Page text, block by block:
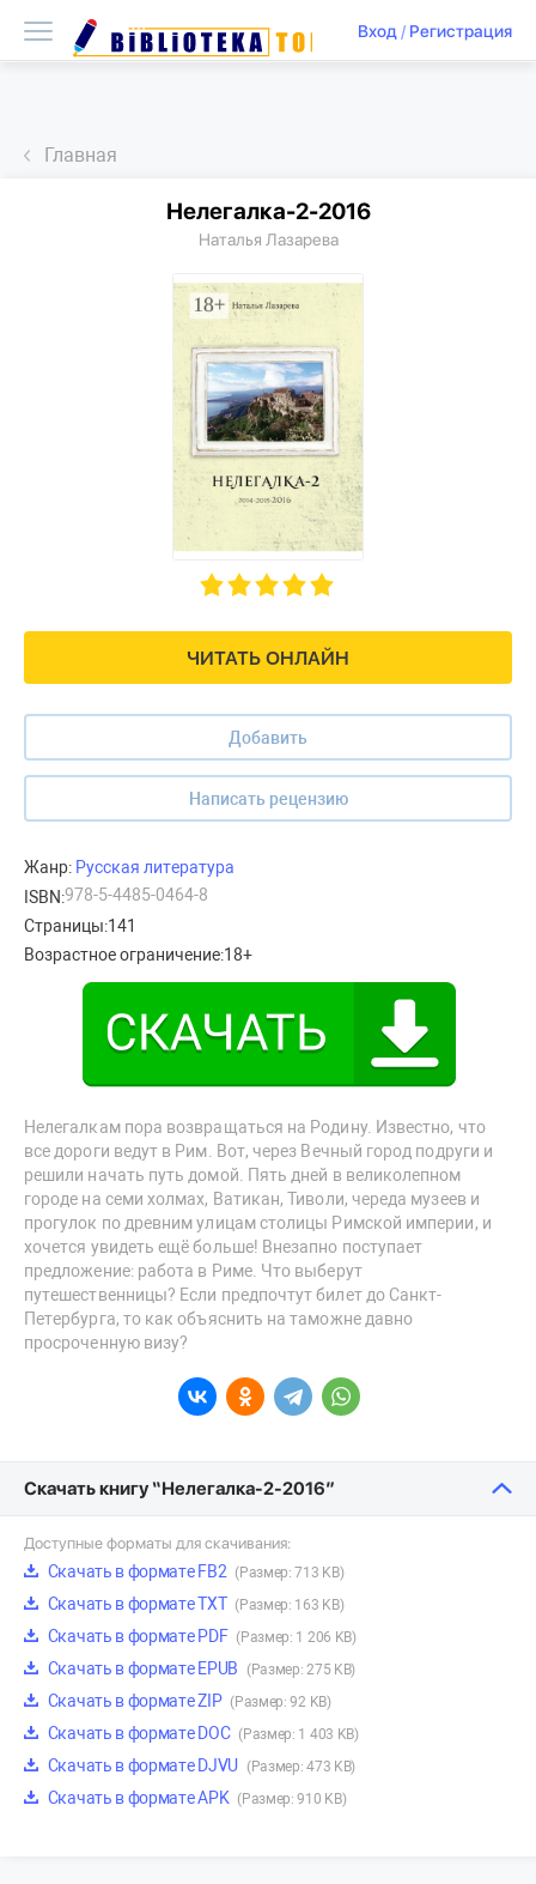
Вход/ Регистрация
Главная
ЧИТАТЬ ОНЛАЙН
Добавить
Написать рецензию
Нелегалка-2-2016
Наталья Лазарева
Жанр: Русская литература
ISBN:978-5-4485-0464-8
Страницы:141
Возрастное ограничение:18+
Нелегалкам пора возвращаться на Родину. Известно, что
все дороги ведут в Рим. Вот, через Вечный город подруги и
решили начать путь домой. Пять дней в великолепном
городе на семи холмах, Ватикан, Тиволи, череда музеев и
прогулок по древним улицам столицы Римской империи, и
хочется увидеть ещё больше! Внезапно поступает
предложение: работа в Риме. Что выберут
путешественницы? Если предпочтут билет до Санкт-
Петербурга, то как объяснить на таможне давно
просроченную визу?
Скачать книгу “Нелегалка-2-2016”
Доступные форматы для скачивания:
Скачать в формате FB2 (Размер: 713 KB)
Скачать в формате TXT (Размер: 163 KB)
Скачать в формате PDF (Размер: 1 206 KB)
Скачать в формате EPUB (Размер: 275 KB)
Скачать в формате ZIP (Размер: 92 KB)
Скачать в формате DOC (Размер: 1 403 KB)
Скачать в формате DJVU (Размер: 473 KB)
Скачать в формате APK (Размер: 910 KB)